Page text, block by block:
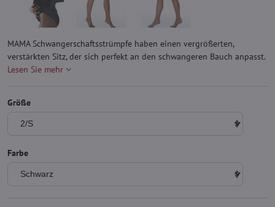
MAMA Schwangerschaftsstrümpfe haben einen vergrößerten,
verstärkten Sitz, der sich perfekt an den schwangeren Bauch anpasst.
Lesen Sie mehr
Größe
Farbe